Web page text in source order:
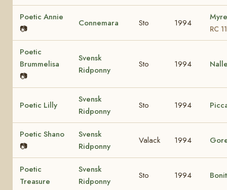
Poetic Annie
📷
Connemara Sto 1994
RC
Poetic
Brummelisa
📷
Svensk
Ridponny
Sto 1994
Poetic Lilly
Svensk
Ridponny
Sto 1994
Poetic Shano
📷
Svensk
Ridponny
Valack 1994
Poetic
Treasure
Svensk
Ridponny
Sto 1994